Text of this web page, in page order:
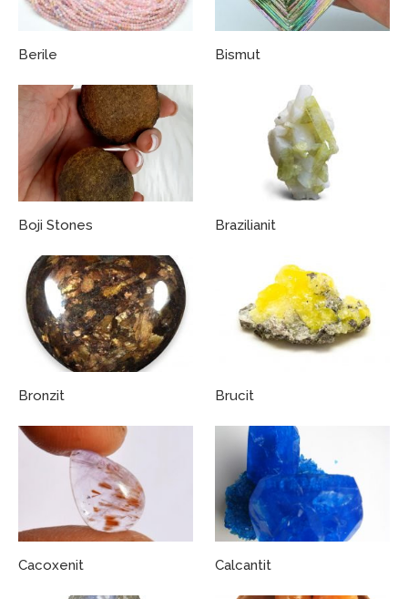
Berile Bismut
Boji Stones Brazilianit
Bronzit Brucit
Cacoxenit Calcantit